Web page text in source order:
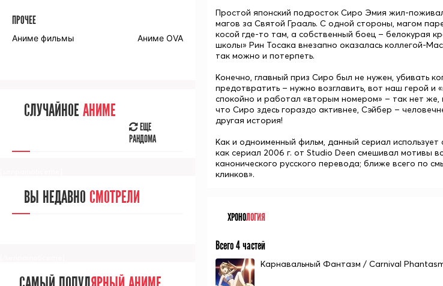
Простой японский подросток Сиро Эмия жил-
магов за Святой Грааль. С одной стороны, магом
косой где-то там, а собственный боец – белокурая
школы» Рин Тосака внезапно оказалась коллегой-
так можно и потерпеть.
Конечно, главный приз Сиро был не нужен, убивать
предотвратить – нужно возглавить, вот наш герой
спокойно и работал «вторым номером» – так нет
что Сиро здесь гораздо активнее, Сэйбер –
другая история!
Как и одноименный фильм, данный сериал
как сериал 2006 г. от Studio Deen смешивал мотивы
канонического русского перевода; ближе всего по
клинков».
ХРОНОЛОГИЯ
Всего 4 частей
Карнавальный Фантазм / Carnival
ПРОЧЕЕ
Аниме фильмы Аниме OVA
СЛУЧАЙНОЕ АНИМЕ
ЕЩЕ
РАНДОМА
ВЫ НЕДАВНО СМОТРЕЛИ